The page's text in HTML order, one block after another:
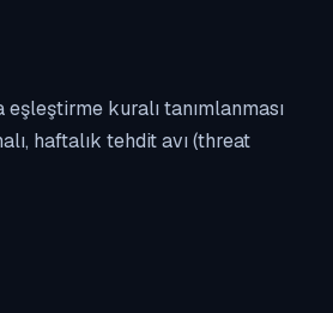
kuralı tanımlanması
haftalık tehdit avı (threat